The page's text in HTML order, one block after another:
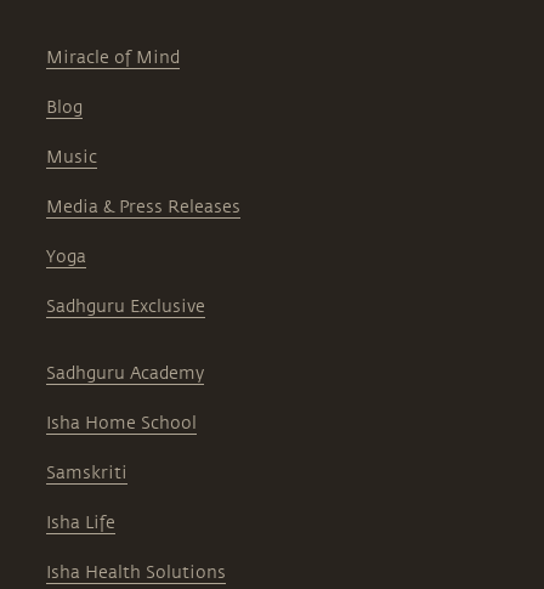
Miracle of Mind
Blog
Music
Media & Press Releases
Yoga
Sadhguru Exclusive
Sadhguru Academy
Isha Home School
Samskriti
Isha Life
Isha Health Solutions